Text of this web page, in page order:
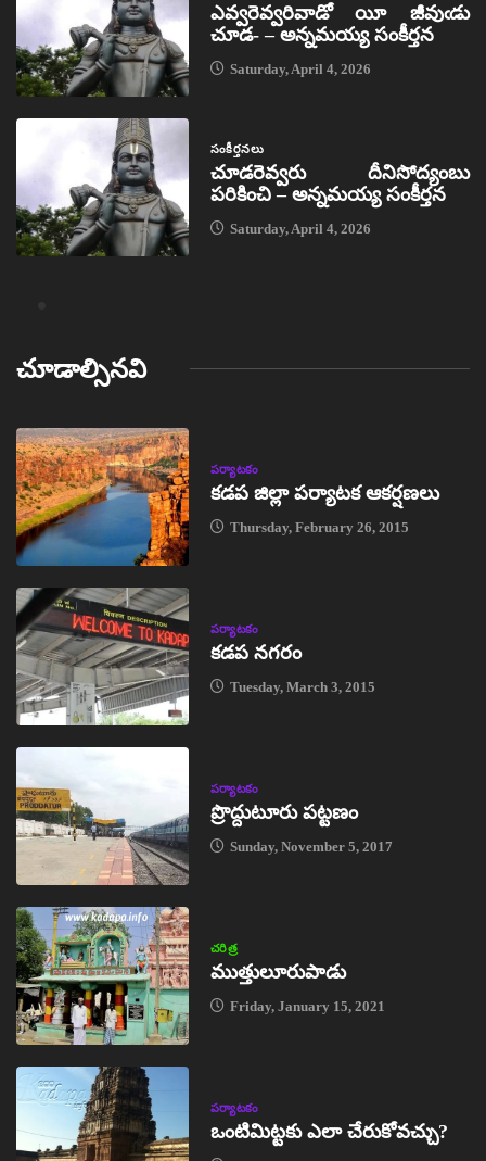
ఎవ్వరెవ్వరివాడో యీ జీవుఁడు
చూడ- – అన్నమయ్య సంకీర్తన
Saturday, April 4, 2026
సంకీర్తనలు
చూడరెవ్వరు దీనిసోద్యంబు
పరికించి – అన్నమయ్య సంకీర్తన
Saturday, April 4, 2026
చూడాల్సినవి
పర్యాటకం
కడప జిల్లా పర్యాటక ఆకర్షణలు
Thursday, February 26, 2015
పర్యాటకం
కడప నగరం
Tuesday, March 3, 2015
పర్యాటకం
ప్రొద్దుటూరు పట్టణం
Sunday, November 5, 2017
చరిత్ర
ముత్తులూరుపాడు
Friday, January 15, 2021
పర్యాటకం
ఒంటిమిట్టకు ఎలా చేరుకోవచ్చు?